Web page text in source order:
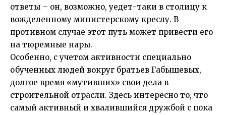
ответы – он, возможно, уедет-таки в столицу к
вожделенному министерскому креслу. В
противном случае этот путь может привести его
на тюремные нары.
Особенно, с учетом активности специально
обученных людей вокруг братьев Габышевых,
долгое время «мутивших» свои дела в
строительной отрасли. Здесь интересно то, что
самый активный и хвалившийся дружбой с пока